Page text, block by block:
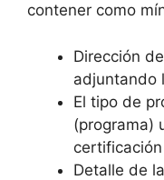
contener como
Dirección
adjuntando
El tipo de
(programa)
certificación
Detalle de